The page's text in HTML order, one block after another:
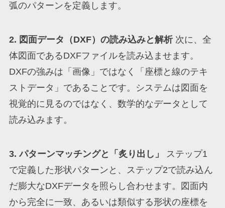
弧のパターンを定義します。
2. 図面データ（DXF）の読み込みと解析次に、全
体図面であるDXFファイルを読み込ませます。
DXFの強みは「画像」ではなく「座標と線のテキ
ストデータ」であることです。システムは図面を
視覚的に見るのではなく、数学的なデータとして
読み込みます。
3. パターンマッチングと「炙り出し」
ステップ1
で定義した形状パターンと、ステップ2で読み込ん
だ膨大なDXFデータを照らし合わせます。図面内
から完全に一致、あるいは類似する形状の座標を